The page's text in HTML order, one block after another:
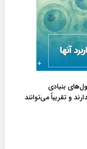
بنیادی
و تقریباً می‌توانند